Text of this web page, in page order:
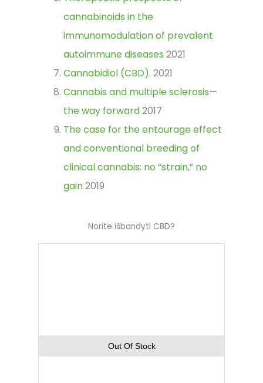
cannabinoids in the
immunomodulation of prevalent
autoimmune diseases 2021
Cannabidiol (CBD). 2021
Cannabis and multiple sclerosis—
the way forward2017
The case for the entourage effect
and conventional breeding of
clinical cannabis: no “strain,” no
gain2019
Norite išbandyti CBD?
Out Of Stock